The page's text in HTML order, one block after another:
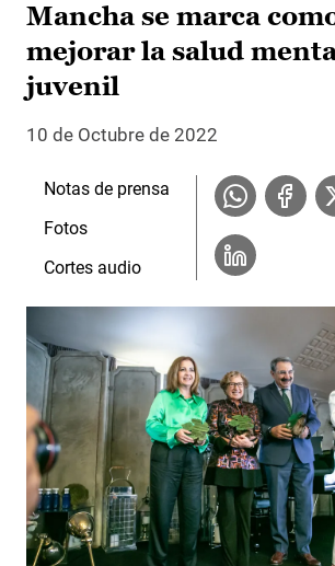
Mancha se marca
mejorar la salud
juvenil
10 de Octubre de 2022
Notas de prensa
Fotos
Cortes audio